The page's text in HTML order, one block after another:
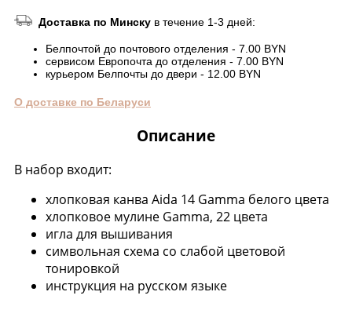
Доставка по Минску в течение 1-3 дней:
Белпочтой до почтового отделения - 7.00 BYN
сервисом Европочта до отделения - 7.00 BYN
курьером Белпочты до двери - 12.00 BYN
О доставке по Беларуси
Описание
В набор входит:
хлопковая канва Aida 14 Gamma белого цвета
хлопковое мулине Gamma, 22 цвета
игла для вышивания
символьная схема со слабой цветовой
тонировкой
инструкция на русском языке